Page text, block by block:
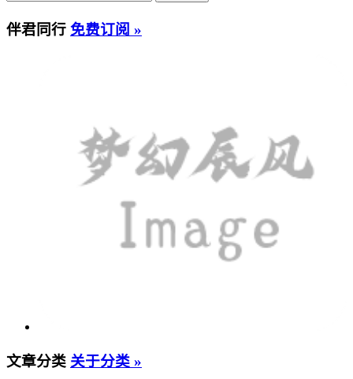
伴君同行 免费订阅 »
文章分类 关于分类 »